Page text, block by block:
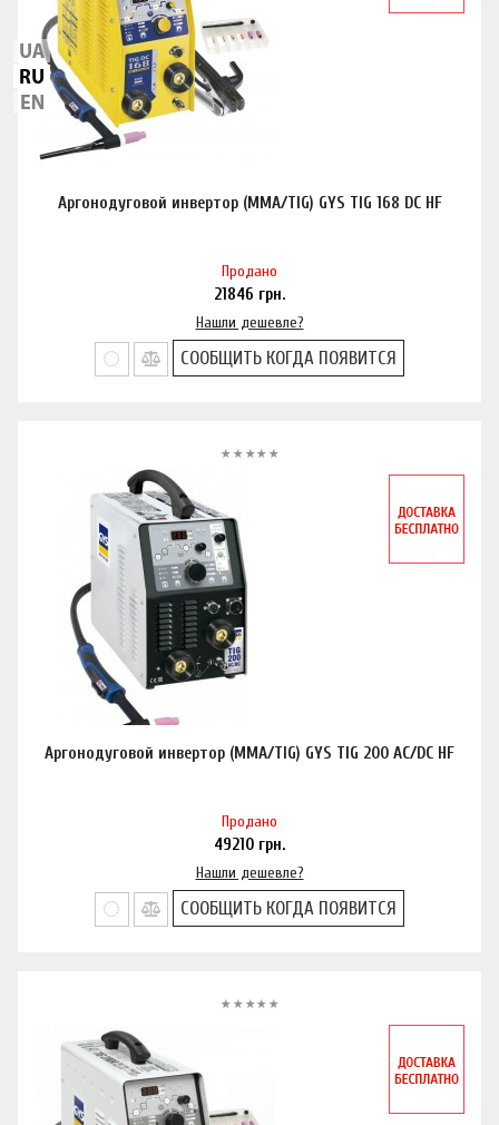
Аргонодуговой инвертор (MMA/TIG) GYS TIG 168 DC HF
Продано
21846 грн.
Нашли дешевле?
СООБЩИТЬ КОГДА ПОЯВИТСЯ
Аргонодуговой инвертор (MMA/TIG) GYS TIG 200 AC/DC HF
Продано
49210 грн.
Нашли дешевле?
СООБЩИТЬ КОГДА ПОЯВИТСЯ